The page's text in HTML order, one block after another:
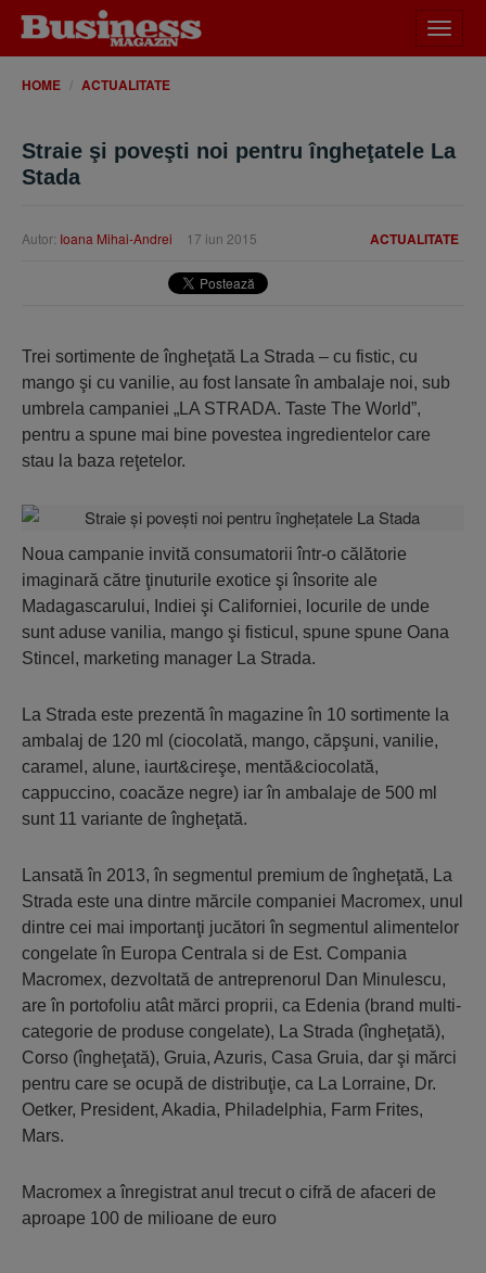
meniu
HOME ACTUALITATE
Straie şi poveşti noi pentru îngheţatele La
Stada
ACTUALITATE
Autor: Ioana Mihai-Andrei 17 iun 2015
Trei sortimente de îngheţată La Strada – cu fistic, cu
mango şi cu vanilie, au fost lansate în ambalaje noi, sub
umbrela campaniei „LA STRADA. Taste The World”,
pentru a spune mai bine povestea ingredientelor care
stau la baza reţetelor.
Noua campanie invită consumatorii într-o călătorie
imaginară către ţinuturile exotice şi însorite ale
Madagascarului, Indiei şi Californiei, locurile de unde
sunt aduse vanilia, mango şi fisticul, spune spune Oana
Stincel, marketing manager La Strada.
La Strada este prezentă în magazine în 10 sortimente la
ambalaj de 120 ml (ciocolată, mango, căpşuni, vanilie,
caramel, alune, iaurt&cireşe, mentă&ciocolată,
cappuccino, coacăze negre) iar în ambalaje de 500 ml
sunt 11 variante de îngheţată.
Lansată în 2013, în segmentul premium de îngheţată, La
Strada este una dintre mărcile companiei Macromex, unul
dintre cei mai importanţi jucători în segmentul alimentelor
congelate în Europa Centrala si de Est. Compania
Macromex, dezvoltată de antreprenorul Dan Minulescu,
are în portofoliu atât mărci proprii, ca Edenia (brand multi-
categorie de produse congelate), La Strada (îngheţată),
Corso (îngheţată), Gruia, Azuris, Casa Gruia, dar şi mărci
pentru care se ocupă de distribuţie, ca La Lorraine, Dr.
Oetker, President, Akadia, Philadelphia, Farm Frites,
Mars.
Macromex a înregistrat anul trecut o cifră de afaceri de
aproape 100 de milioane de euro